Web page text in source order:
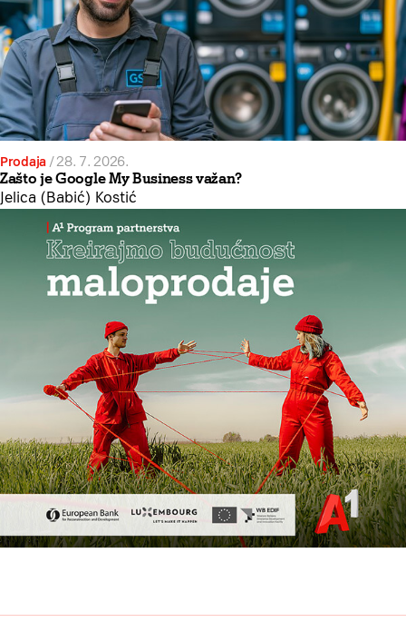
Prodaja /28. 7. 2026.
Zašto je Google My Business važan?
Jelica (Babić) Kostić